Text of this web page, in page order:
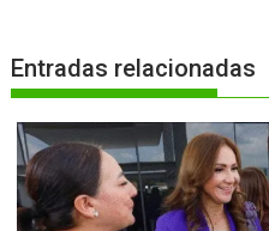
Entradas relacionadas